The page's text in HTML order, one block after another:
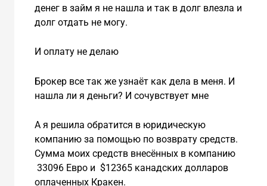
денег в займ я не нашла и так в долг влезла и
долг отдать не могу.
И оплату не делаю
Брокер все так же узнаёт как дела в меня. И
нашла ли я деньги? И сочувствует мне
А я решила обратится в юридическую
компанию за помощью по возврату средств.
Сумма моих средств внесённых в компанию
33096 Евро и $12365 канадских долларов
оплаченных Кракен.